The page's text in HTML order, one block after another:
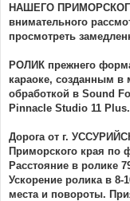
НАШЕГО
внимательного
просмотреть
РОЛИК прежнего
караоке, созданным в
обработкой в Sound
Pinnacle Studio 11 Plus.
Дорога от г.
Приморского края по
Расстояние в ролике
Ускорение ролика в
места и повороты.